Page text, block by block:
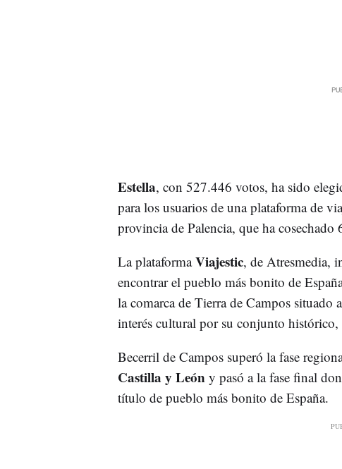
Estella, con 527.446 votos, ha sido
para los usuarios de una plataforma de
provincia de Palencia, que ha cosechado
La plataformaViajestic, de Atresmedia,
encontrar el pueblo más bonito de
la comarca de Tierra de Campos situado
interés cultural por su conjunto histórico,
Becerril de Campos superó la fase
Castilla y León y pasó a la fase final
título de pueblo más bonito de España.